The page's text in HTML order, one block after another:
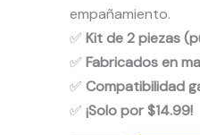
empañamiento.
✅ Kit de 2 piezas
✅ Fabricados en
✅ Compatibilidad
✅ ¡Solo por $14.99!